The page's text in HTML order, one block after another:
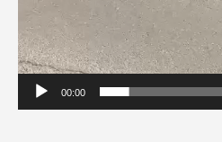
00:00